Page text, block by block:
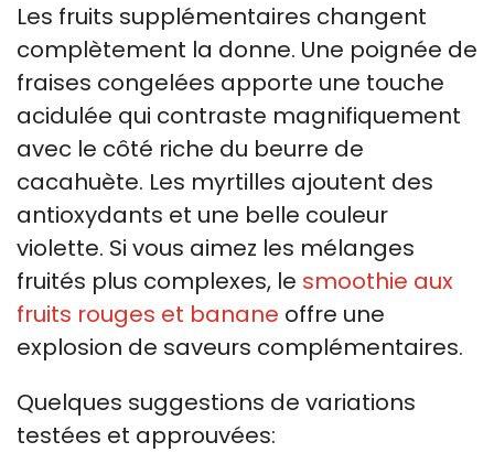
Les fruits supplémentaires changent
complètement la donne. Une poignée de
fraises congelées apporte une touche
acidulée qui contraste magnifiquement
avec le côté riche du beurre de
cacahuète. Les myrtilles ajoutent des
antioxydants et une belle couleur
violette. Si vous aimez les mélanges
fruités plus complexes, le smoothie aux
fruits rouges et banane offre une
explosion de saveurs complémentaires.
Quelques suggestions de variations
testées et approuvées: